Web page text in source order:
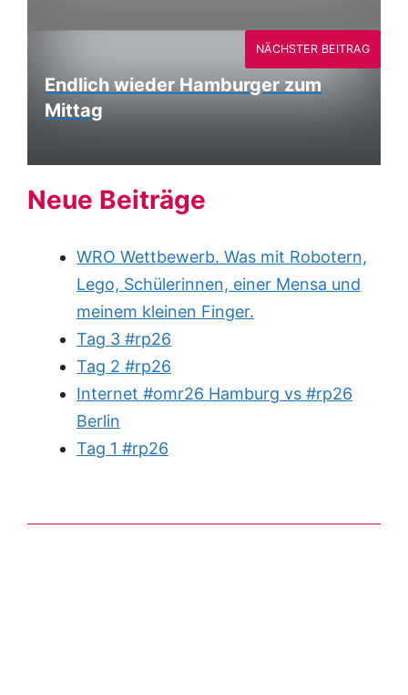
Endlich wieder Hamburger zum
Mittag
NÄCHSTER BEITRAG
Neue Beiträge
WRO Wettbewerb. Was mit Robotern,
Lego, Schülerinnen, einer Mensa und
meinem kleinen Finger.
Tag 3 #rp26
Tag 2 #rp26
Internet #omr26 Hamburg vs #rp26
Berlin
Tag 1 #rp26